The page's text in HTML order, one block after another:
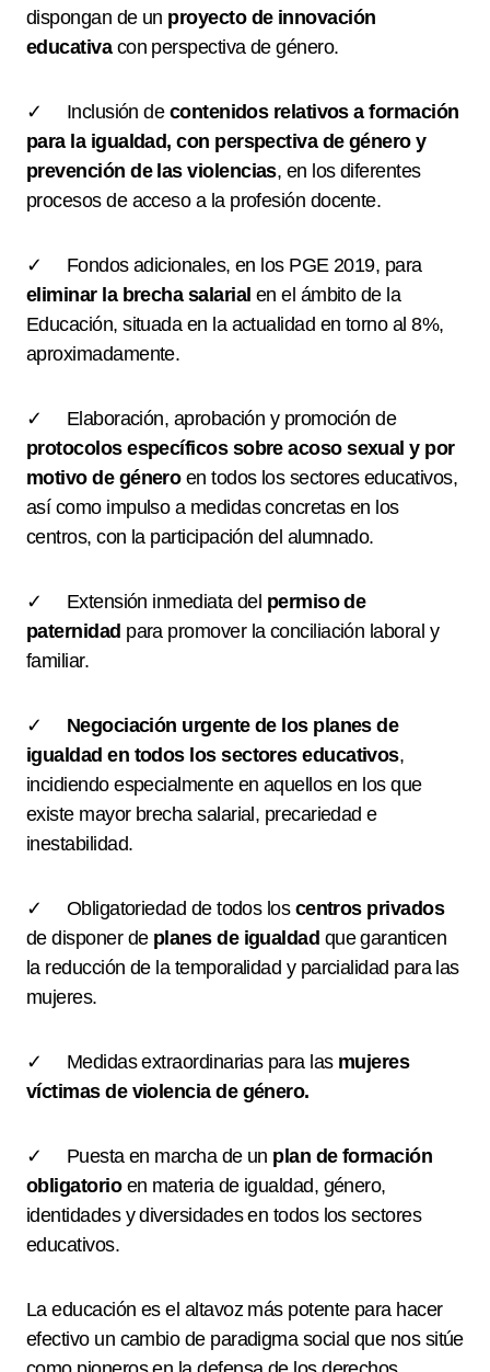
dispongan de un proyecto de innovación
educativacon perspectiva de género.
✓ Inclusión de contenidos relativos a formación
para la igualdad, con perspectiva de género y
prevención de las violencias, en los diferentes
procesos de acceso a la profesión docente.
✓ Fondos adicionales, en los PGE 2019, para
eliminar la brecha salarial en el ámbito de la
Educación, situada en la actualidad en torno al 8%,
aproximadamente.
✓ Elaboración, aprobación y promoción de
protocolos específicos sobre acoso sexual y por
motivo de géneroen todos los sectores educativos,
así como impulso a medidas concretas en los
centros, con la participación del alumnado.
✓ Extensión inmediata del permiso de
paternidad para promover la conciliación laboral y
familiar.
✓ Negociación urgente de los planes de
igualdad en todos los sectores educativos,
incidiendo especialmente en aquellos en los que
existe mayor brecha salarial, precariedad e
inestabilidad.
✓ Obligatoriedad de todos los centros privados
de disponer de planes de igualdad que garanticen
la reducción de la temporalidad y parcialidad para las
mujeres.
✓ Medidas extraordinarias para las mujeres
víctimas de violencia de género.
✓ Puesta en marcha de un plan de formación
obligatorioen materia de igualdad, género,
identidades y diversidades en todos los sectores
educativos.
La educación es el altavoz más potente para hacer
efectivo un cambio de paradigma social que nos sitúe